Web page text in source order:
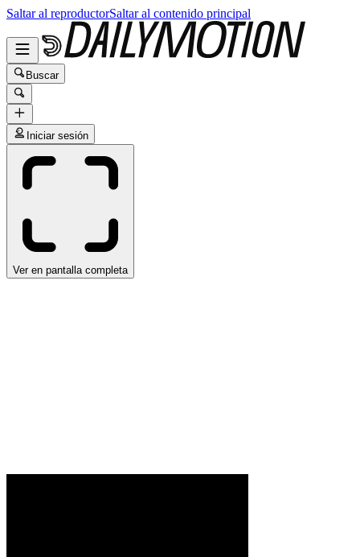
Saltar al reproductorSaltar al contenido principal
Buscar
Iniciar sesión
Ver en pantalla completa